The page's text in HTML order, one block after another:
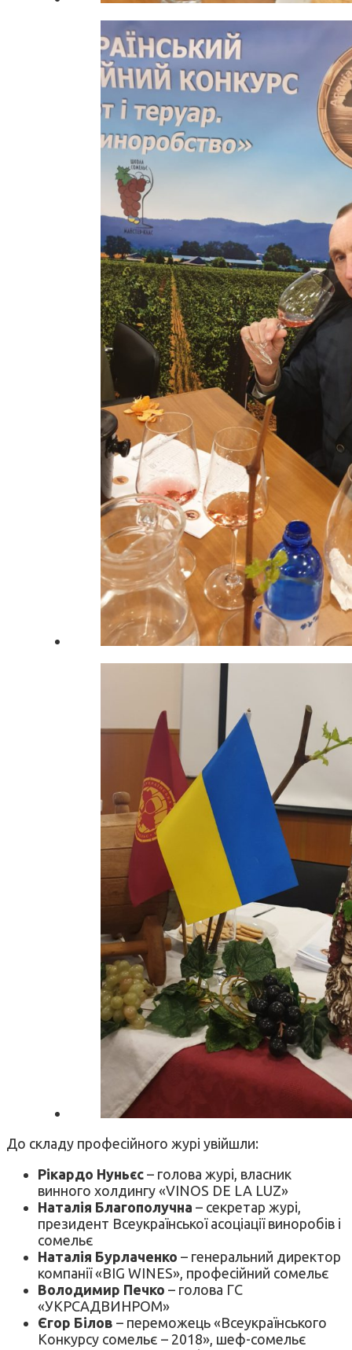
До складу професійного журі увійшли:
Рікардо Нуньєс – голова журі, власник
винного холдингу «VINOS DE LA LUZ»
Наталія Благополучна – секретар журі,
президент Всеукраїнської асоціації виноробів і
сомельє
Наталія Бурлаченко – генеральний директор
компанії «BIG WINES», професійний сомельє
Володимир Печко – голова ГС
«УКРСАДВИНРОМ»
Єгор Білов – переможець «Всеукраїнського
Конкурсу сомельє – 2018», шеф-сомельє